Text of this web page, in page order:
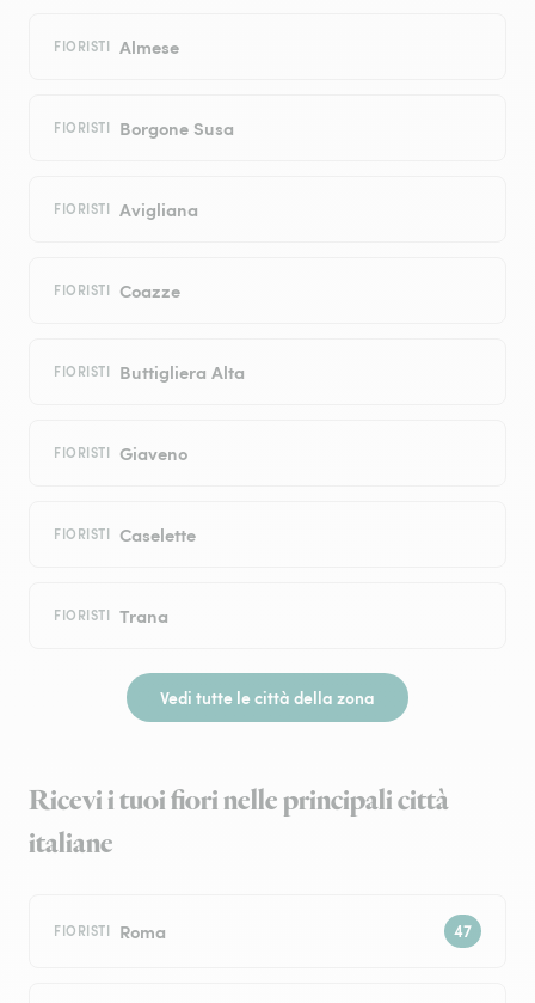
FIORISTI Almese
FIORISTI Borgone Susa
FIORISTI Avigliana
FIORISTI Coazze
FIORISTI Buttigliera Alta
FIORISTI Giaveno
FIORISTI Caselette
FIORISTI Trana
Vedi tutte le città della zona
Ricevi i tuoi fiori nelle principali città
italiane
FIORISTI Roma